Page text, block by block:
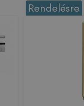
Rendelésre